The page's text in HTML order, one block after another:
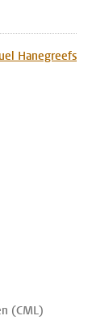
Hanegreefs
(CML)